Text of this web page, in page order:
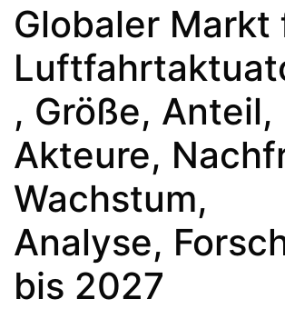
Globaler Markt
, Größe, Anteil,
Akteure,
Wachstum,
Analyse,
bis 2027